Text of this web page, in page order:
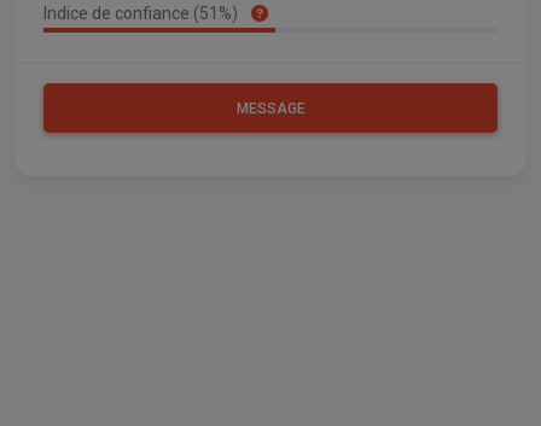
Indice de confiance (51%)
MESSAGE